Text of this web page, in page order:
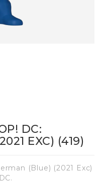
DC:
EXC) (419)
(Blue) (2021 Exc)